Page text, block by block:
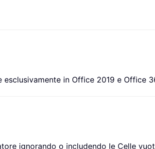
esclusivamente in Office 2019 e Office
ignorando o includendo le Celle